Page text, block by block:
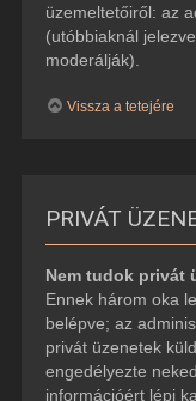
üzemeltetőiről: az
(utóbbiaknál
moderálják).
Vissza a tetejére
PRIVÁT
Nem tudok privát
Ennek három oka
belépve; az
privát üzenetek
engedélyezte
információért lépj